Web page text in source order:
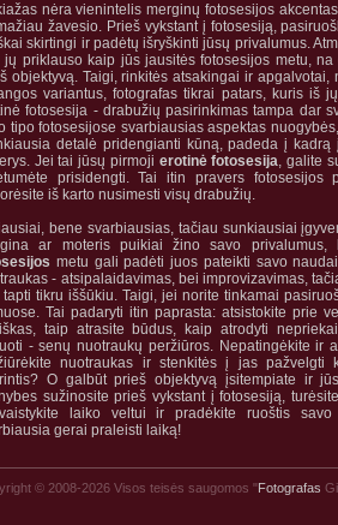
nėra vienintelis merginų fotosesijos
žavesio. Prieš vykstant į fotosesiją,
skirtingi ir padėtų išryškinti jūsų privalumus.
jų priklauso kaip jūs jausitės fotosesijos metu,
objektyvą. Taigi, rinkitės atsakingai ir
variantus, fotografas tikrai patars, kuris iš
fotosesija - drabužių pasirinkimas tampa dar
tipo fotosesijose svarbiausias aspektas
detalė pridengianti kūną, padeda į
Jei tai jūsų pirmoji erotinė fotosesija, galite
prisidengti. Tai itin pravers
iš karto nusimesti visų drabužių.
bene svarbiausias, tačiau sunkiausiai
ar moteris puikiai žino savo
metu gali padėti juos pateikti savo
- atsipalaidavimas, bei improvizavimas,
tikru iššūkiu. Taigi, jei norite tinkamai
Tai padaryti itin paprasta: atsistokite prie
taip atrasite būdus, kaip atrodyti
- senų nuotraukų peržiūros. Nepatingėkite ir
nuotraukas ir stenkitės į jas pažvelgti
O galbūt prieš objektyvą įsitempiate ir
sužinosite prieš vykstant į fotosesiją,
laiko veltui ir pradėkite ruoštis savo
gerai praleisti laiką!
© 2008-2026 Visos teisės saugomos "Fotografas